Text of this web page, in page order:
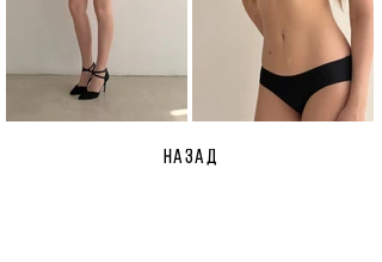
НАЗАД